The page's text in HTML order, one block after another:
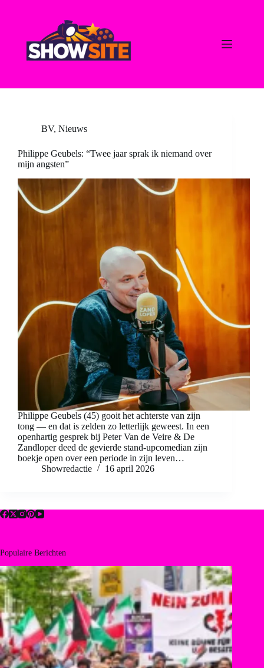
BV, Nieuws
Philippe Geubels: “Twee jaar sprak ik niemand over
mijn angsten”
Philippe Geubels (45) gooit het achterste van zijn
tong — en dat is zelden zo letterlijk geweest. In een
openhartig gesprek bij Peter Van de Veire & De
Zandloper deed de gevierde stand-upcomedian zijn
boekje open over een periode in zijn leven…
Showredactie
16 april 2026
Populaire Berichten